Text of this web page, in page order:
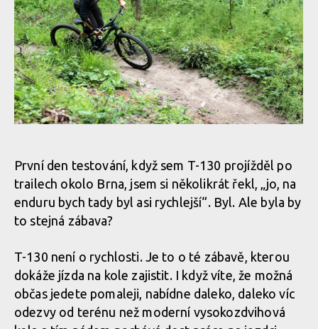
Test: Whyte T130 - trailbike, co si jede ve vlastní kategorii
Test: Whyte T130 - trailbike, co si jede ve vlastní kategorii
Test: Whyte T130 - trailbike, co si jede ve vlastní kategorii
Test: Whyte T130 - trailbike, co si jede ve vlastní kategorii
První den testování, když sem T-130 projížděl po
trailech okolo Brna, jsem si několikrát řekl, „jo, na
enduru bych tady byl asi rychlejší“. Byl. Ale byla by
to stejná zábava?
T-130 není o rychlosti. Je to o té zábavě, kterou
dokáže jízda na kole zajistit. I když víte, že možná
občas jedete pomaleji, nabídne daleko, daleko víc
odezvy od terénu než moderní vysokozdvihová